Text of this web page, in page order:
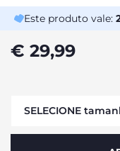
Este produto vale:
€ 29,99
SELECIONE